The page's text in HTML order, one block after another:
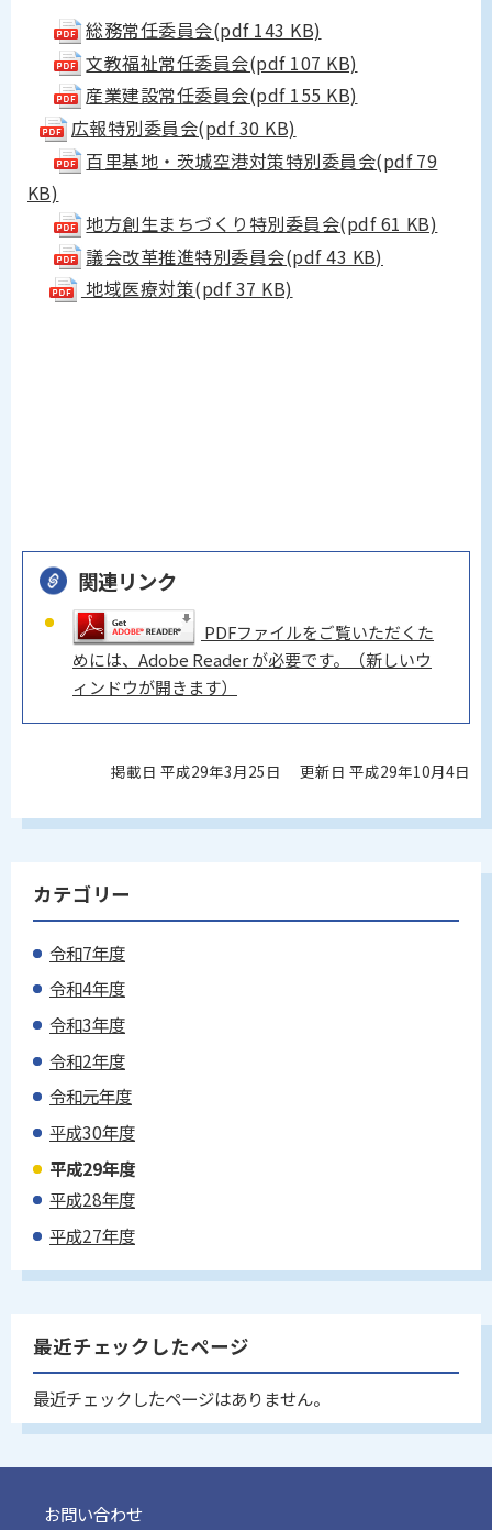
総務常任委員会(pdf 143 KB)
文教福祉常任委員会(pdf 107 KB)
産業建設常任委員会(pdf 155 KB)
広報特別委員会(pdf 30 KB)
百里基地・茨城空港対策特別委員会(pdf 79
KB)
地方創生まちづくり特別委員会(pdf 61 KB)
議会改革推進特別委員会(pdf 43 KB)
地域医療対策(pdf 37 KB)
関連リンク
PDFファイルをご覧いただくた
めには、Adobe Reader が必要です。（新しいウ
ィンドウが開きます）
掲載日 平成29年3月25日 更新日 平成29年10月4日
カテゴリー
令和7年度
令和4年度
令和3年度
令和2年度
令和元年度
平成30年度
平成29年度
平成28年度
平成27年度
最近チェックしたページ
最近チェックしたページはありません。
お問い合わせ